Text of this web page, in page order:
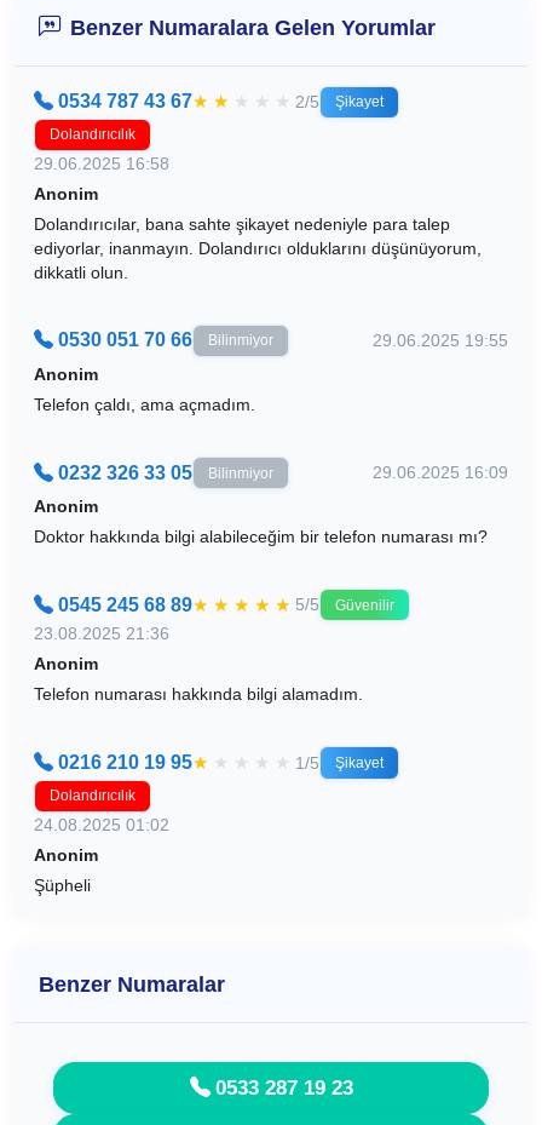
Benzer Numaralara Gelen Yorumlar
0534 787 43 67★ ★ ★ ★ ★ 2/5
Şikayet
Dolandırıcılık
29.06.2025 16:58
Anonim
Dolandırıcılar, bana sahte şikayet nedeniyle para talep
ediyorlar, inanmayın. Dolandırıcı olduklarını düşünüyorum,
dikkatli olun.
0530 051 70 66 Bilinmiyor
29.06.2025 19:55
Anonim
Telefon çaldı, ama açmadım.
0232 326 33 05 Bilinmiyor
29.06.2025 16:09
Anonim
Doktor hakkında bilgi alabileceğim bir telefon numarası mı?
0545 245 68 89★ ★ ★ ★ ★ 5/5 Güvenilir
23.08.2025 21:36
Anonim
Telefon numarası hakkında bilgi alamadım.
0216 210 19 95★ ★ ★ ★ ★ 1/5
Şikayet
Dolandırıcılık
24.08.2025 01:02
Anonim
Şüpheli
Benzer Numaralar
0533 287 19 23